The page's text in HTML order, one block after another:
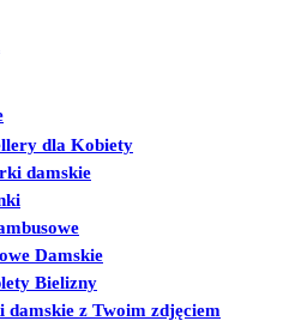
dla Kobiety
damskie
Damskie
Bielizny
damskie z Twoim zdjęciem